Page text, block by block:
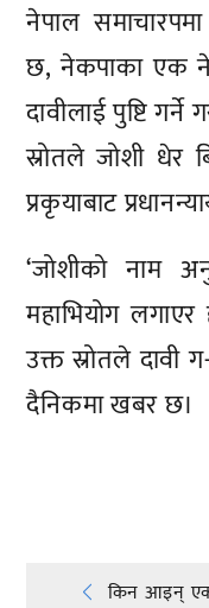
नेपाल
छ, नेकपाका एक
दावीलाई पुष्टि
स्रोतले जोशी धेर
प्रकृयाबाट
‘जोशीको नाम
महाभियोग लगाएर
उक्त स्रोतले दावी
दैनिकमा खबर छ।
किन आइन्